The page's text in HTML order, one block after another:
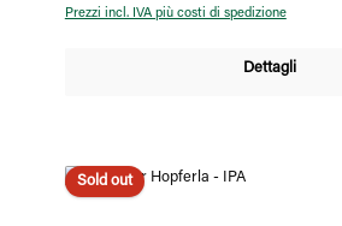
Prezzi incl. IVA più costi di spedizione
Dettagli
Sold out